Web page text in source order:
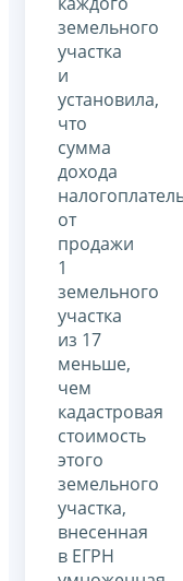
земельного
участка
и
установила,
что
сумма
дохода
от
продажи
1
земельного
участка
из 17
меньше,
чем
кадастровая
стоимость
этого
земельного
участка,
внесенная
в ЕГРН